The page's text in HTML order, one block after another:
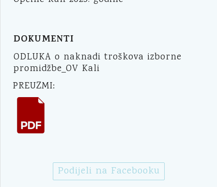
DOKUMENTI
ODLUKA o naknadi troškova izborne
promidžbe_OV Kali
PREUZMI:
Podijeli na Facebooku